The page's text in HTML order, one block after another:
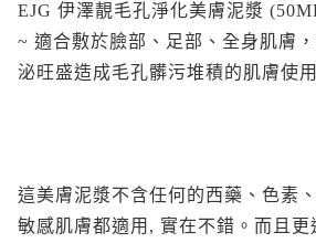
EJG 伊澤靚毛孔淨化美膚泥漿
~ 適合敷於臉部、足部、全身肌膚
泌旺盛造成毛孔髒污堆積的肌膚使用
這美膚泥漿不含任何的西藥、色素
敏感肌膚都適用, 實在不錯。而且更